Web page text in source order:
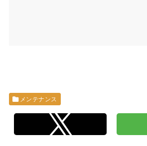
メンテナンス